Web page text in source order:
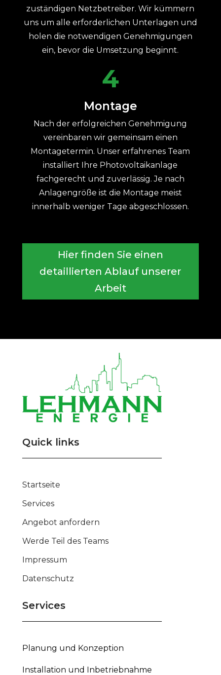
zuständigen Netzbetreiber. Wir kümmern
uns um alle erforderlichen Unterlagen und
holen die notwendigen Genehmigungen
ein, bevor die Umsetzung beginnt.
4
Montage
Nach der erfolgreichen Genehmigung
vereinbaren wir gemeinsam einen
Montagetermin. Unser erfahrenes Team
installiert Ihre Photovoltaikanlage
fachgerecht und zuverlässig. Je nach
Anlagengröße ist die Montage meist
innerhalb weniger Tage abgeschlossen.
Hier finden Sie einen
detaillierten Ablauf unserer
Arbeit
Quick links
Startseite
Services
Angebot anfordern
Werde Teil des Teams
Impressum
Datenschutz
Services
Planung und Konzeption
Installation und Inbetriebnahme